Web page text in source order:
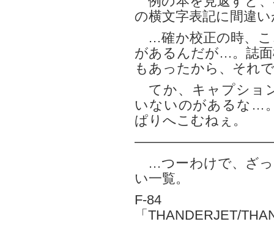
の横文字表記に間違
…確か校正の時、こ
があるんだが…。誌
もあったから、それ
てか、キャプショ
いないのがあるな…
ぱりへこむねぇ。
…つーわけで、ざっ
い一覧。
F-84
「THANDERJET/